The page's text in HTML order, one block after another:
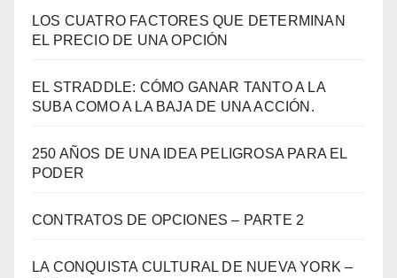
LOS CUATRO FACTORES QUE DETERMINAN
EL PRECIO DE UNA OPCIÓN
EL STRADDLE: CÓMO GANAR TANTO A LA
SUBA COMO A LA BAJA DE UNA ACCIÓN.
250 AÑOS DE UNA IDEA PELIGROSA PARA EL
PODER
CONTRATOS DE OPCIONES – PARTE 2
LA CONQUISTA CULTURAL DE NUEVA YORK –